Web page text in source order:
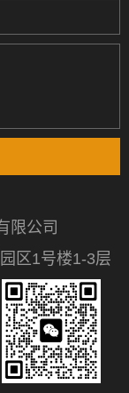
限公司
区1号楼1-3层